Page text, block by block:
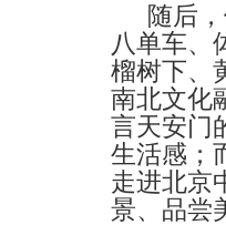
随后
八单车、
榴树下、
南北文化
言天安门
生活感 ；
走进北京
景、品尝